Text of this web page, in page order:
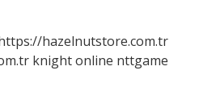
hazelnutstore.com.tr
knight online nttgame